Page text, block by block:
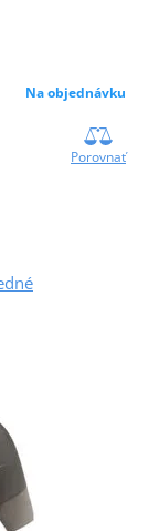
Na objednávku
Porovnať